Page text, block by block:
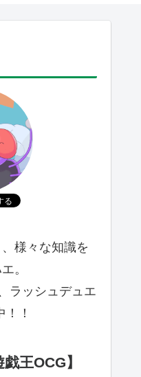
様々な知識を
。
ラッシュデュエ
！
王OCG】